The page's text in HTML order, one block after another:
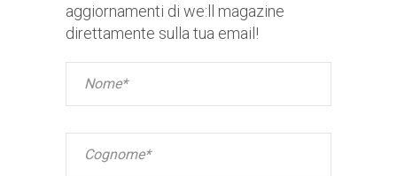
aggiornamenti di we:ll magazine
direttamente sulla tua email!